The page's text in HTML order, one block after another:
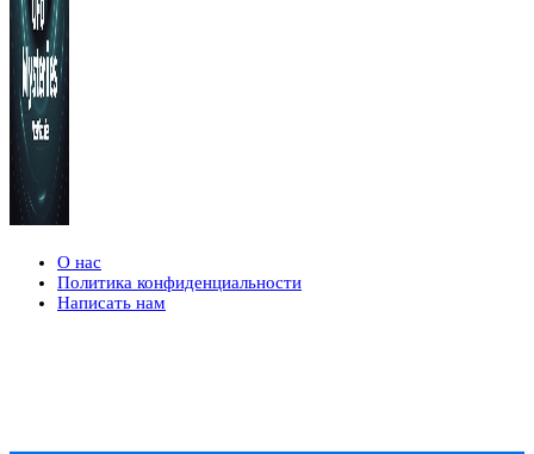
О нас
Политика конфиденциальности
Написать нам